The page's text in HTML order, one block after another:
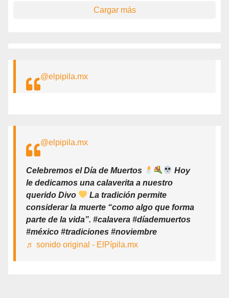
Cargar más
@elpipila.mx
@elpipila.mx
Celebremos el Día de Muertos
Hoy
le dedicamos una calaverita a nuestro
querido Divo
La tradición permite
considerar la muerte “como algo que forma
parte de la vida”. #calavera #díademuertos
#méxico #tradiciones #noviembre
♬ sonido original - ElPípila.mx